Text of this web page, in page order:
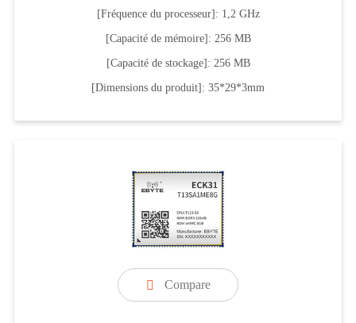
[Fréquence du processeur]: 1,2 GHz
[Capacité de mémoire]: 256 MB
[Capacité de stockage]: 256 MB
[Dimensions du produit]: 35*29*3mm
 Compare